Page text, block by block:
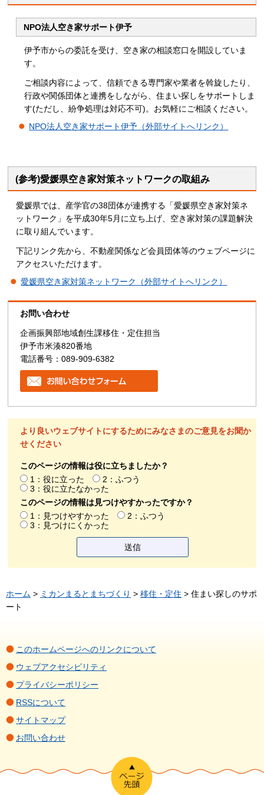
NPO法人空き家サポート伊予
伊予市からの委託を受け、空き家の相談窓口を開設していま
す。
ご相談内容によって、信頼できる専門家や業者を斡旋したり、
行政や関係団体と連携をしながら、住まい探しをサポートしま
す(ただし、紛争処理は対応不可)。お気軽にご相談ください。
NPO法人空き家サポート伊予（外部サイトへリンク）
(参考)愛媛県空き家対策ネットワークの取組み
愛媛県では、産学官の38団体が連携する「愛媛県空き家対策ネ
ットワーク」を平成30年5月に立ち上げ、空き家対策の課題解決
に取り組んでいます。
下記リンク先から、不動産関係など会員団体等のウェブページに
アクセスいただけます。
愛媛県空き家対策ネットワーク（外部サイトへリンク）
お問い合わせ
企画振興部地域創生課移住・定住担当
伊予市米湊820番地
電話番号：089-909-6382
より良いウェブサイトにするためにみなさまのご意見をお聞か
せください
このページの情報は役に立ちましたか？
1：役に立った
2：ふつう
3：役に立たなかった
このページの情報は見つけやすかったですか？
1：見つけやすかった
2：ふつう
3：見つけにくかった
ホーム > ミカンまるとまちづくり > 移住・定住 > 住まい探しのサポ
ート
このホームページへのリンクについて
ウェブアクセシビリティ
プライバシーポリシー
RSSについて
サイトマップ
お問い合わせ